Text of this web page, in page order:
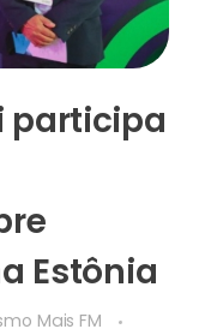
participa
Estônia
Mais FM